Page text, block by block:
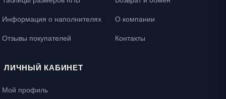
Информация о наполнителях
Отзывы покупателей
О компании
Контакты
ЛИЧНЫЙ КАБИНЕТ
Мой профиль